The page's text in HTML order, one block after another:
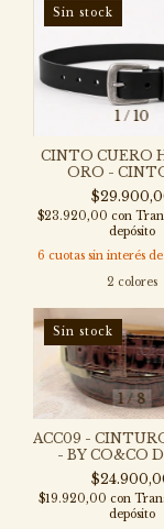
1/ 10
Sin stock
CINTO CUERO
ORO -
$23.920,00 con
depósito
6 cuotas sin interés de
2 colores
1/8
Sin stock
ACC09 -
- BY CO&CO
$19.920,00 con
depósito